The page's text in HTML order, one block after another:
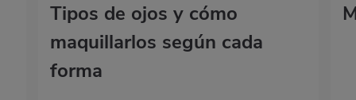
Tipos de ojos y cómo
maquillarlos según cada
forma